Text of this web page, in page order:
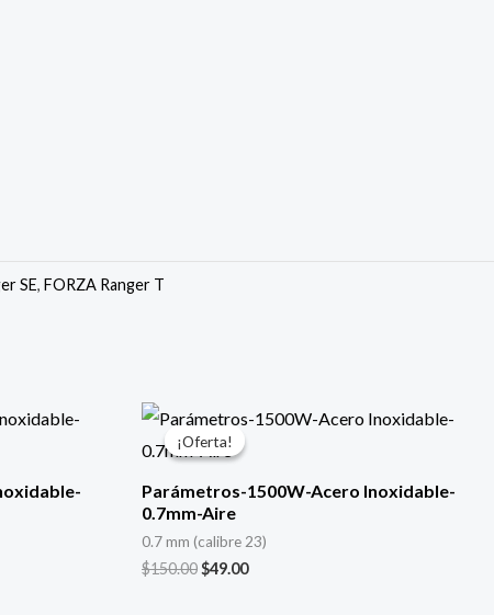
SE, FORZA Ranger T
¡Oferta!
¡Oferta!
Parámetros-1500W-Acero Inoxidable-
0.7mm-Aire
0.7 mm (calibre 23)
$150.00
precio
original
$150.00.
$49.00
El
precio
$49.00.